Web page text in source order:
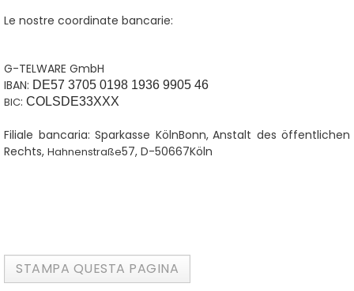
Le nostre coordinate bancarie:
G-TELWARE GmbH
IBAN: DE57 3705 0198 1936 9905 46
BIC: COLSDE33XXX
Filiale bancaria: Sparkasse KölnBonn, Anstalt des öffentlichen
Rechts, Hahnenstraße57, D-50667Köln